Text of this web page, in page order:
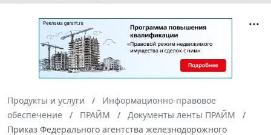
Продукты и услуги
Информационно-правовое
обеспечение
ПРАЙМ
Документы ленты ПРАЙМ
Приказ Федерального агентства железнодорожного